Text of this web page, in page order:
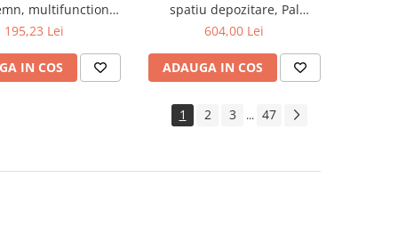
multifunctional,
natur
195,23 Lei
IN COS
spatiu depozitare, Pal
Melaminat, insertii MDF, Nuc
604,00 Lei
ADAUGA IN COS
1 2 3 ... 47